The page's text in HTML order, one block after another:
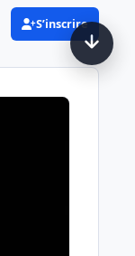
S’inscrire